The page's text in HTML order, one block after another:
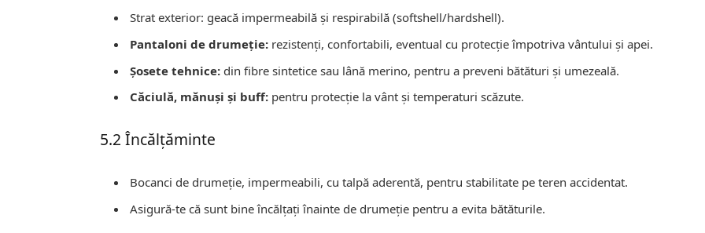
Strat exterior: geacă impermeabilă și respirabilă (softshell/hardshell).
Pantaloni de drumeție: rezistenți, confortabili, eventual cu protecție împotriva vântului și apei.
Șosete tehnice: din fibre sintetice sau lână merino, pentru a preveni bătături și umezeală.
Căciulă, mănuși și buff: pentru protecție la vânt și temperaturi scăzute.
5.2 Încălțăminte
Bocanci de drumeție, impermeabili, cu talpă aderentă, pentru stabilitate pe teren accidentat.
Asigură-te că sunt bine încălțați înainte de drumeție pentru a evita bătăturile.